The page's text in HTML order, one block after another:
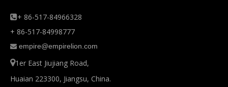
+ 86-517-84966328
+ 86-517-84998777
 empire@empirelion.com
1er East Jiujiang Road,
Huaian 223300, Jiangsu, China.